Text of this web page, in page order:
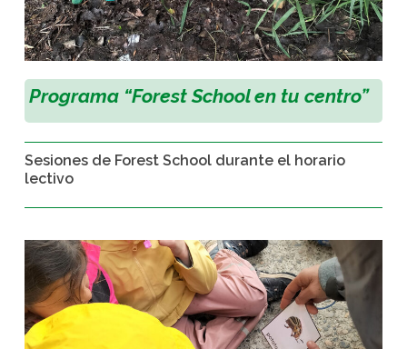
Programa “Forest Schoolen tu centro”
Sesiones de Forest School durante el horario
lectivo